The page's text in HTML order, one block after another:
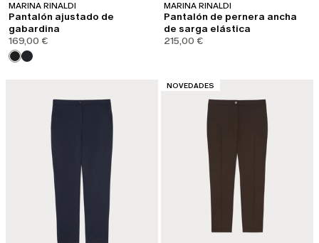
MARINA RINALDI
Pantalón ajustado de
gabardina
169,00 €
MARINA RINALDI
Pantalón de pernera ancha
de sarga elástica
215,00 €
CATEGORÍA:
NOVEDADES